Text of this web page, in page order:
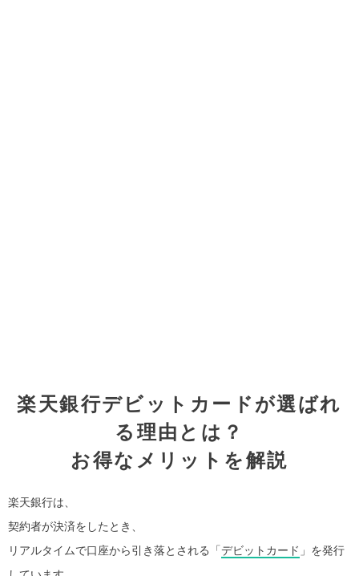
楽天銀行デビットカードが選ばれ
る理由とは？
お得なメリットを解説
楽天銀行は、
契約者が決済をしたとき、
リアルタイムで口座から引き落とされる「デビットカード 」を発行